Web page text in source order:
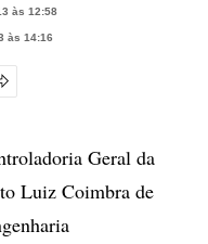
às 12:58
às 14:16
Geral da
Luiz Coimbra de